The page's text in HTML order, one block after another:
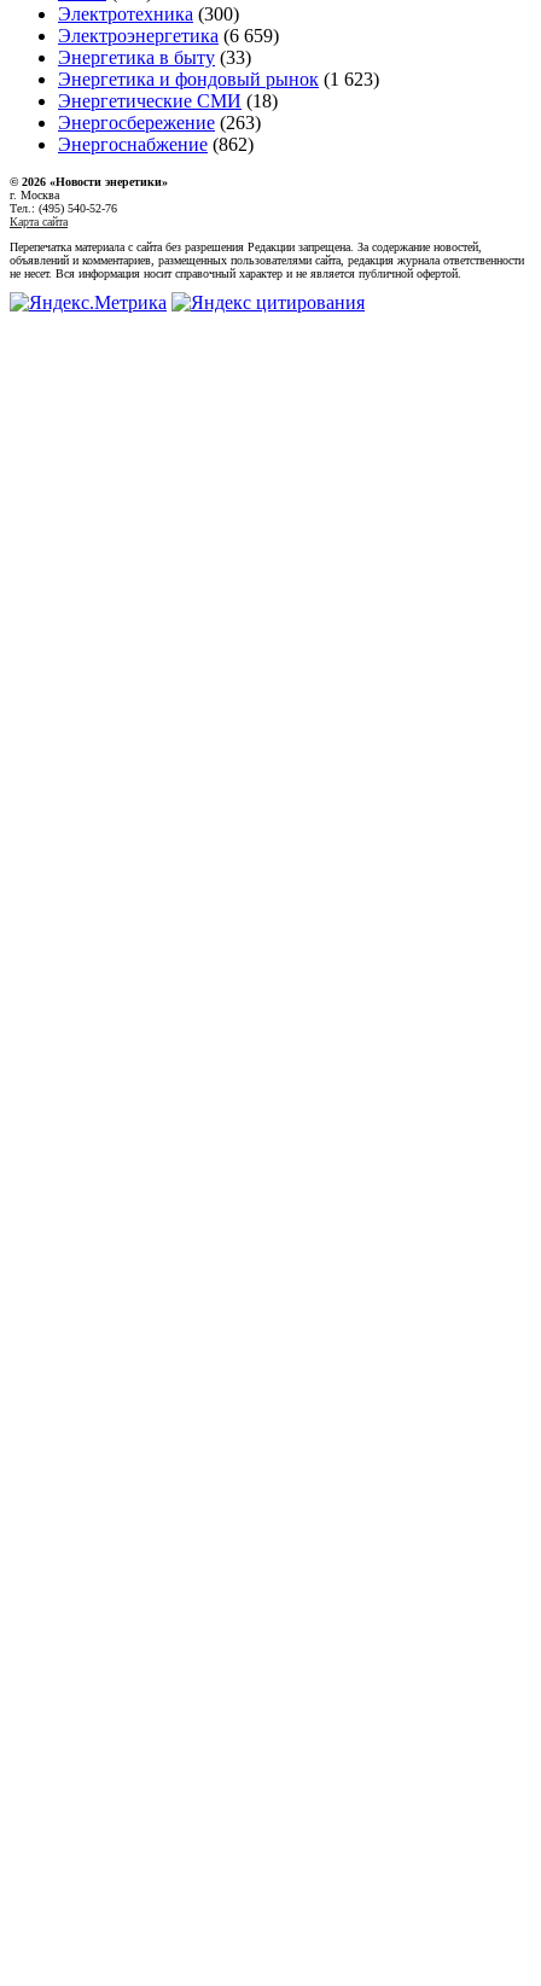
Электротехника (300)
Электроэнергетика (6 659)
Энергетика в быту (33)
Энергетика и фондовый рынок (1 623)
Энергетические СМИ (18)
Энергосбережение (263)
Энергоснабжение (862)
© 2026 «Новости энеретики»
г. Москва
Тел.: (495) 540-52-76
Карта сайта
Перепечатка материала с сайта без разрешения Редакции запрещена. За содержание новостей,
объявлений и комментариев, размещенных пользователями сайта, редакция журнала ответственности
не несет. Вся информация носит справочный характер и не является публичной офертой.